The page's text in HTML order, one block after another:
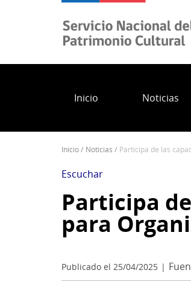
Inicio Noticias
Sobrescribir
enlaces
de
ayuda
a
la
inicio noticias participa de las
Escuchar
Participa
para
Publicado el 25/04/2025